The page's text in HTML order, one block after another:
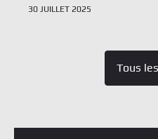
30 JUILLET 2025
Tous